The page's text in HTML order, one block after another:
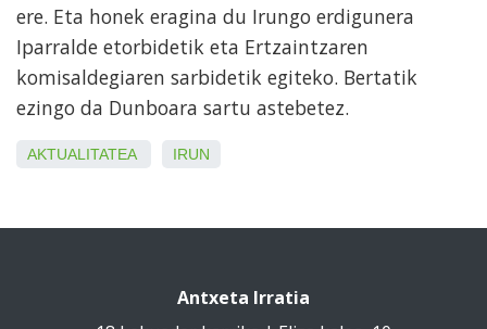
ere. Eta honek eragina du Irungo erdigunera
Iparralde etorbidetik eta Ertzaintzaren
komisaldegiaren sarbidetik egiteko. Bertatik
ezingo da Dunboara sartu astebetez.
AKTUALITATEA IRUN
Antxeta Irratia